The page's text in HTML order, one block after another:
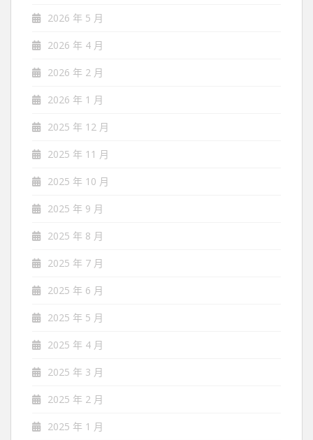
2026 年 5 月
2026 年 4 月
2026 年 2 月
2026 年 1 月
2025 年 12 月
2025 年 11 月
2025 年 10 月
2025 年 9 月
2025 年 8 月
2025 年 7 月
2025 年 6 月
2025 年 5 月
2025 年 4 月
2025 年 3 月
2025 年 2 月
2025 年 1 月